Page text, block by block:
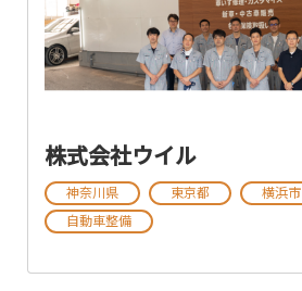
株式会社ウイル
神奈川県 東京都 横浜市
自動車整備